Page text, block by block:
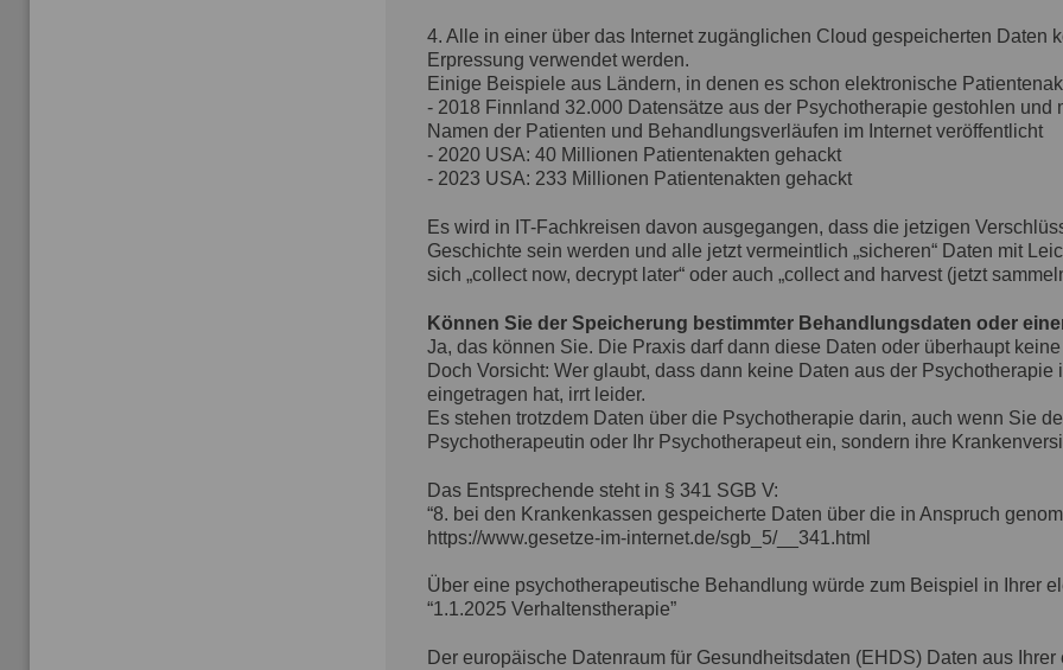
4. Alle in einer über das Internet zugänglichen Cloud gespeicherten Daten
Erpressung verwendet werden.
Einige Beispiele aus Ländern, in denen es schon elektronische
- 2018 Finnland 32.000 Datensätze aus der Psychotherapie gestohlen und
Namen der Patienten und Behandlungsverläufen im Internet veröffentlicht
- 2020 USA: 40 Millionen Patientenakten gehackt
- 2023 USA: 233 Millionen Patientenakten gehackt
Es wird in IT-Fachkreisen davon ausgegangen, dass die jetzigen
Geschichte sein werden und alle jetzt vermeintlich „sicheren“ Daten mit
sich „collect now, decrypt later“ oder auch „collect and harvest (jetzt
Können Sie der Speicherung bestimmter Behandlungsdaten oder
Ja, das können Sie. Die Praxis darf dann diese Daten oder überhaupt
Doch Vorsicht: Wer glaubt, dass dann keine Daten aus der
eingetragen hat, irrt leider.
Es stehen trotzdem Daten über die Psychotherapie darin, auch wenn Sie
Psychotherapeutin oder Ihr Psychotherapeut ein, sondern ihre
Das Entsprechende steht in § 341 SGB V:
“8. bei den Krankenkassen gespeicherte Daten über die in Anspruch
https://www.gesetze-im-internet.de/sgb_5/__341.html
Über eine psychotherapeutische Behandlung würde zum Beispiel in Ihrer
“1.1.2025 Verhaltenstherapie”
Der europäische Datenraum für Gesundheitsdaten (EHDS) Daten aus